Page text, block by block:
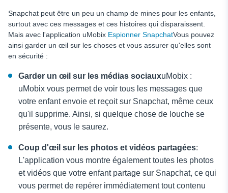
Snapchat peut être un peu un champ de mines pour les enfants,
surtout avec ces messages et ces histoires qui disparaissent.
Mais avec l'application uMobix Espionner SnapchatVous pouvez
ainsi garder un œil sur les choses et vous assurer qu'elles sont
en sécurité :
Garder un œil sur les médias sociauxuMobix :
uMobix vous permet de voir tous les messages que
votre enfant envoie et reçoit sur Snapchat, même ceux
qu'il supprime. Ainsi, si quelque chose de louche se
présente, vous le saurez.
Coup d'œil sur les photos et vidéos partagées:
L'application vous montre également toutes les photos
et vidéos que votre enfant partage sur Snapchat, ce qui
vous permet de repérer immédiatement tout contenu